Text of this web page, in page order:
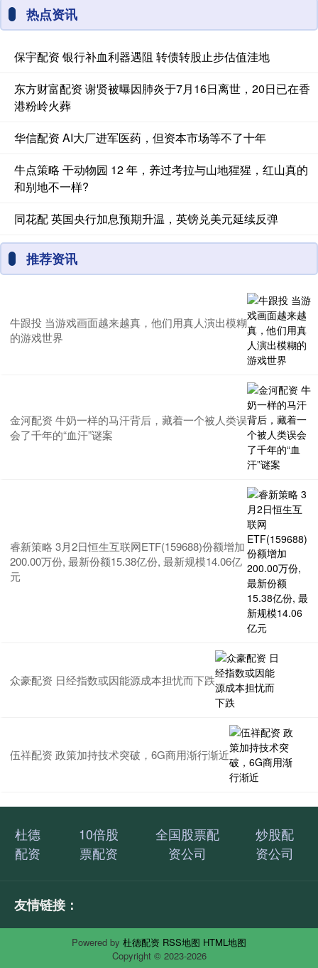
热点资讯
保宇配资 银行补血利器遇阻 转债转股止步估值洼地
东方财富配资 谢贤被曝因肺炎于7月16日离世，20日已在香
港粉岭火葬
华信配资 AI大厂进军医药，但资本市场等不了十年
牛点策略 干动物园 12 年，养过考拉与山地猩猩，红山真的
和别地不一样?
同花配 英国央行加息预期升温，英镑兑美元延续反弹
推荐资讯
牛跟投 当游戏画面越来越真，他们用真人演出模糊
的游戏世界
金河配资 牛奶一样的马汗背后，藏着一个被人类误
会了千年的“血汗”谜案
睿新策略 3月2日恒生互联网ETF(159688)份额增加
200.00万份, 最新份额15.38亿份, 最新规模14.06亿
元
众豪配资 日经指数或因能源成本担忧而下跌
伍祥配资 政策加持技术突破，6G商用渐行渐近
杜德
配资
10倍股
票配资
全国股票配
资公司
炒股配
资公司
友情链接：
Powered by 杜德配资 RSS地图 HTML地图
Copyright © 2023-2026